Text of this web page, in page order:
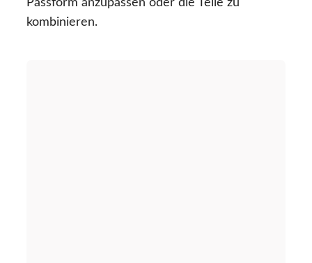
Passform anzupassen oder die Teile zu
kombinieren.